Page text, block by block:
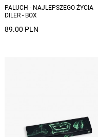
PALUCH - NAJLEPSZEGO ŻYCIA
DILER - BOX
89.00 PLN